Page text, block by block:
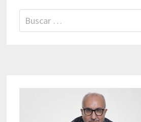
Buscar: